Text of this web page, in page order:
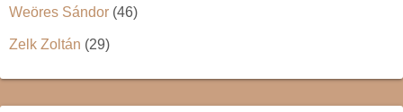
Weöres Sándor (46)
Zelk Zoltán (29)